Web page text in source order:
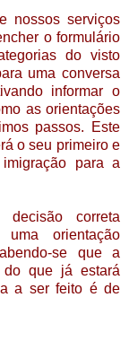
nossos serviços
o formulário
do visto
uma conversa
informar o
as orientações
passos. Este
rá o seu primeiro e
para a
decisão correta
uma orientação
se que a
do que já estará
a ser feito é de